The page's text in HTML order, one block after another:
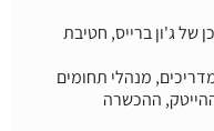
של ג'ון ברייס, חטיבת
מנהלי תחומים
ההכשרה